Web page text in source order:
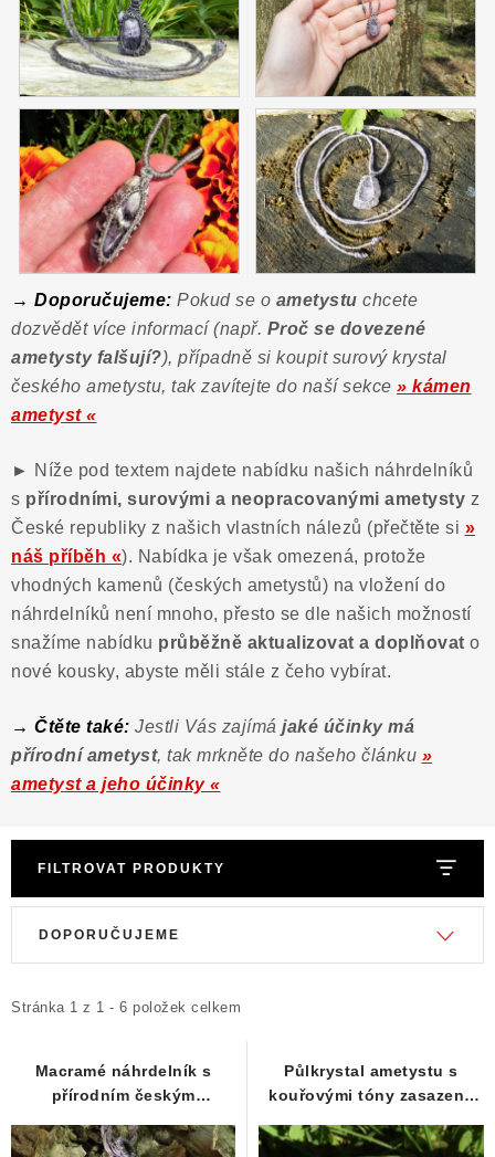
→ Doporučujeme: Pokud se o ametystu chcete
dozvědět více informací (např. Proč se dovezené
ametysty falšují?), případně si koupit surový krystal
českého ametystu, tak zavítejte do naší sekce » kámen
ametyst «
► Níže pod textem najdete nabídku našich náhrdelníků
s přírodními, surovými a neopracovanými ametysty z
České republiky z našich vlastních nálezů (přečtěte si »
náš příběh «). Nabídka je však omezená, protože
vhodných kamenů (českých ametystů) na vložení do
náhrdelníků není mnoho, přesto se dle našich možností
snažíme nabídku průběžně aktualizovat a doplňovat o
nové kousky, abyste měli stále z čeho vybírat.
→ Čtěte také: Jestli Vás zajímá jaké účinky má
přírodní ametyst, tak mrkněte do našeho článku »
ametyst a jeho účinky «
FILTROVAT PRODUKTY
i
o
Stránka 1 z 1 - 6 položek celkem
e
r
DOPORUČUJEME
Macramé náhrdelník s
přírodním českým
Půlkrystal ametystu s
kouřovými tóny zasazený